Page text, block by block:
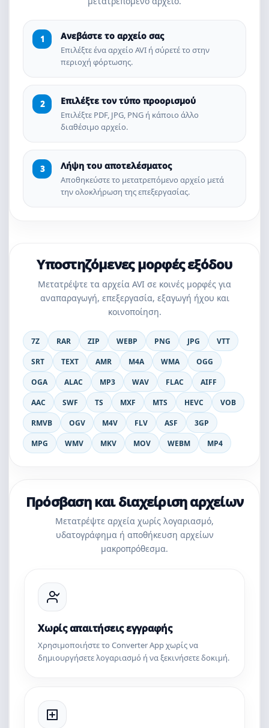
Ανεβάστε το αρχείο σας
Επιλέξτε ένα αρχείο AVI ή σύρετέ το στην
περιοχή φόρτωσης.
Επιλέξτε τον τύπο προορισμού
Επιλέξτε PDF, JPG, PNG ή κάποιο άλλο
διαθέσιμο αρχείο.
Λήψη του αποτελέσματος
Αποθηκεύστε το μετατρεπόμενο αρχείο μετά
την ολοκλήρωση της επεξεργασίας.
Υποστηζόμενες μορφές εξόδου
Μετατρέψτε τα αρχεία AVI σε κοινές μορφές για
αναπαραγωγή, επεξεργασία, εξαγωγή ήχου και
κοινοποίηση.
7Z RAR ZIP WEBP PNG JPG
VTT
SRT
TEXT AMR M4A WMA
OGG
OGA
ALAC MP3 WAV FLAC
AIFF
AAC
SWF TS MXF MTS HEVC
VOB
RMVB
OGV M4V FLV ASF
3GP
MPG
WMV MKV MOV WEBM MP4
Πρόσβαση και διαχείριση αρχείων
Μετατρέψτε αρχεία χωρίς λογαριασμό,
υδατογράφημα ή αποθήκευση αρχείων
μακροπρόθεσμα.
Χωρίς απαιτήσεις εγγραφής
Χρησιμοποιήστε το Converter App χωρίς να
δημιουργήσετε λογαριασμό ή να ξεκινήσετε δοκιμή.